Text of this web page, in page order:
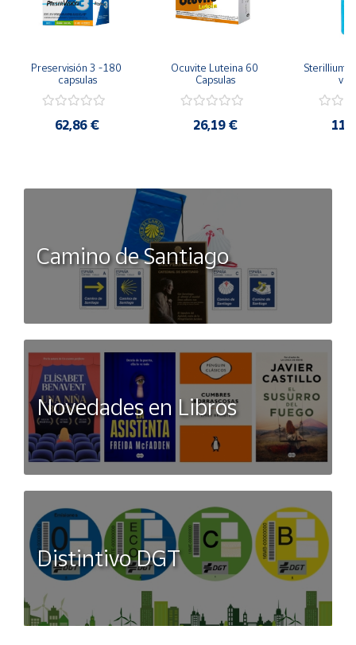
Preservisión 3 -180
capsulas
62,86 €
Ocuvite Luteina 60
Capsulas
26,19 €
Sterillium
Camino de Santiago
Novedades en Libros
Distintivo DGT